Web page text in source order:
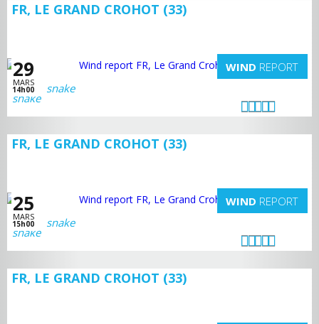
FR, LE GRAND CROHOT (33)
29
MARS
14h00
WIND REPORT
snake
FR, LE GRAND CROHOT (33)
25
MARS
15h00
WIND REPORT
snake
FR, LE GRAND CROHOT (33)